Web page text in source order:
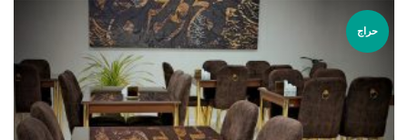
حراج